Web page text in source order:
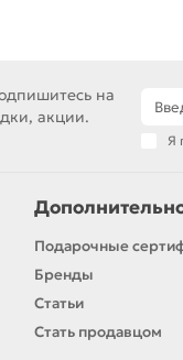
на
акции.
Я
Подарочные
Бренды
Статьи
Стать продавцом